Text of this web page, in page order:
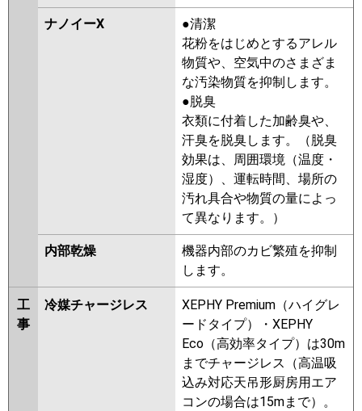
ナノイーX
●清潔
花粉をはじめとするアレル
物質や、空気中のさまざま
な汚染物質を抑制します。
●脱臭
衣類に付着した加齢臭や、
汗臭を脱臭します。（脱臭
効果は、周囲環境（温度・
湿度）、運転時間、場所の
汚れ具合や物質の量によっ
て異なります。）
内部乾燥
機器内部のカビ繁殖を抑制
します。
工
事
冷媒チャージレス
XEPHY Premium（ハイグレ
ードタイプ）・XEPHY
Eco（高効率タイプ）は30m
までチャージレス（高温吸
込み対応天吊形厨房用エア
コンの場合は15mまで）。